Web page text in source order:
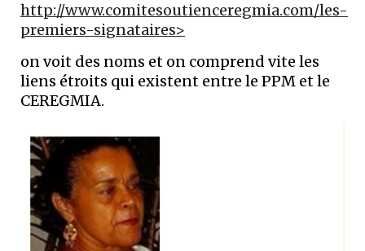
http://www.comitesoutienceregmia.com/les-
premiers-signataires>
on voit des noms et on comprend vite les
liens étroits qui existent entre le PPM et le
CEREGMIA.